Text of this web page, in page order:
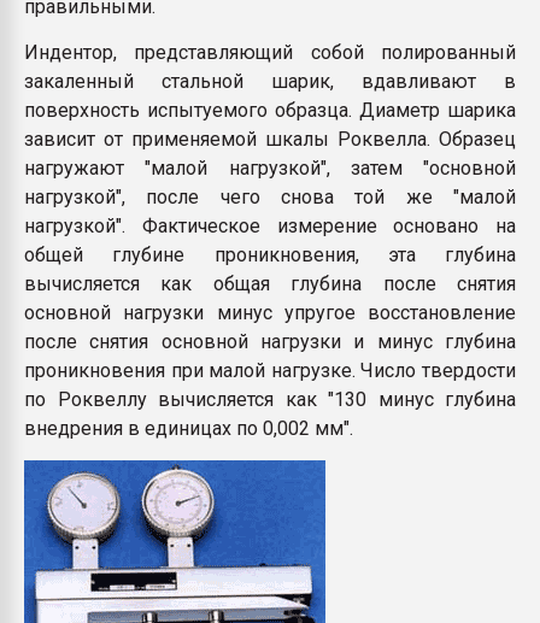
правильными.
Индентор, представляющий собой полированный
закаленный стальной шарик, вдавливают в
поверхность испытуемого образца. Диаметр шарика
зависит от применяемой шкалы Роквелла. Образец
нагружают "малой нагрузкой", затем "основной
нагрузкой", после чего снова той же "малой
нагрузкой". Фактическое измерение основано на
общей глубине проникновения, эта глубина
вычисляется как общая глубина после снятия
основной нагрузки минус упругое восстановление
после снятия основной нагрузки и минус глубина
проникновения при малой нагрузке. Число твердости
по Роквеллу вычисляется как "130 минус глубина
внедрения в единицах по 0,002 мм".